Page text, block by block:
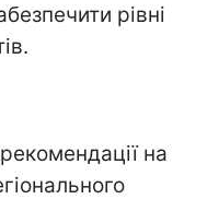
рівні
на